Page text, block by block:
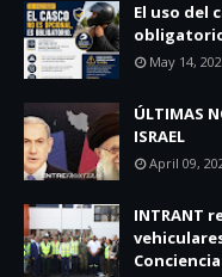
El uso del
May 14,
ÚLTIMAS
ISRAEL
April 09,
INTRANT